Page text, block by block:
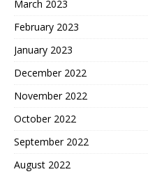
March 2023
February 2023
January 2023
December 2022
November 2022
October 2022
September 2022
August 2022